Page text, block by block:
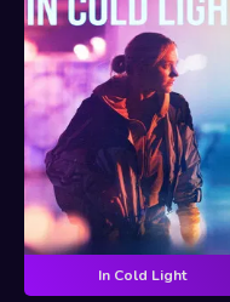
In Cold Light